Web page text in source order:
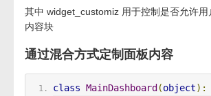
其中 widget_customiz 用于控制是否允许用
内容块
通过混合方式定制面板内容
class MainDashboard(object):